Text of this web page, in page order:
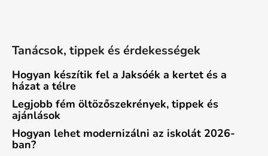
Tanácsok, tippek és érdekességek
Hogyan készítik fel a Jaksóék a kertet és a
házat a télre
Legjobb fém öltözőszekrények, tippek és
ajánlások
Hogyan lehet modernizálni az iskolát 2026-
ban?